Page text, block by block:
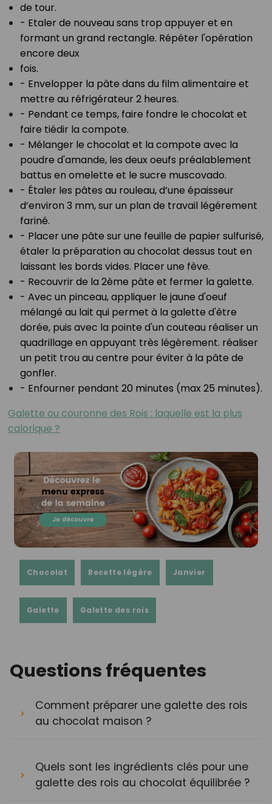
de tour.⁣
- Etaler de nouveau sans trop appuyer et en
formant un grand rectangle. Répéter l'opération
encore deux⁣
fois.⁣
- Envelopper la pâte dans du film alimentaire et
mettre au réfrigérateur 2 heures.⁣
- Pendant ce temps, faire fondre le chocolat et
faire tiédir la compote.⁣
- Mélanger le chocolat et la compote avec la
poudre d'amande, les deux oeufs préalablement
battus en omelette et le sucre muscovado.⁣
- Étaler les pâtes au rouleau, d’une épaisseur
d’environ 3 mm, sur un plan de travail légérement
fariné.⁣
- Placer une pâte sur une feuille de papier sulfurisé,
étaler la préparation au chocolat dessus tout en
laissant les bords vides. Placer une fève.⁣
- Recouvrir de la 2ème pâte et fermer la galette.⁣
- Avec un pinceau, appliquer le jaune d'oeuf
mélangé au lait qui permet à la galette d'être
dorée, puis avec la pointe d'un couteau réaliser un
quadrillage en appuyant très légèrement. réaliser
un petit trou au centre pour éviter à la pâte de
gonfler.⁣
- Enfourner pendant 20 minutes (max 25 minutes).⁣
Galette ou couronne des Rois : laquelle est la plus
calorique ?
Chocolat Recette légère Janvier
Galette Galette des rois
Questions fréquentes
Comment préparer une galette des rois
au chocolat maison ?
Quels sont les ingrédients clés pour une
galette des rois au chocolat équilibrée ?